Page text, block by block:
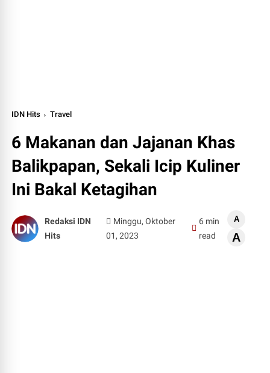
IDN Hits Travel
6 Makanan dan Jajanan Khas
Balikpapan, Sekali Icip Kuliner
Ini Bakal Ketagihan
Redaksi IDN
Hits
Minggu, Oktober
01, 2023
6 min
read
A
A